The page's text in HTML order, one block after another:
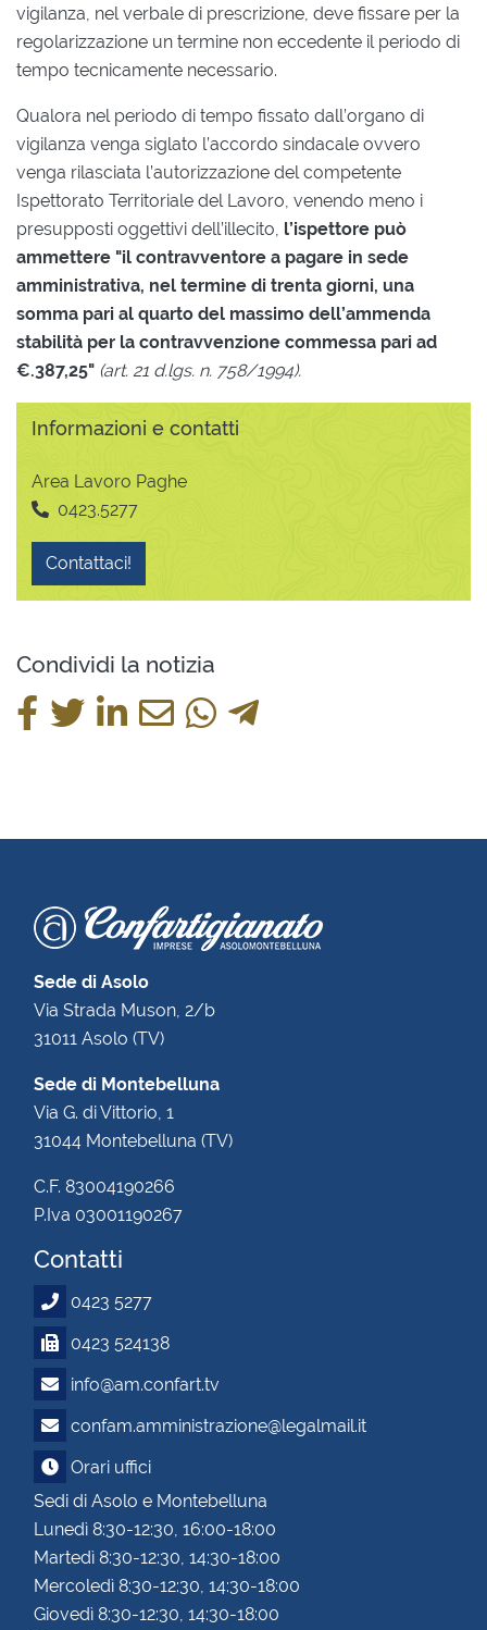
vigilanza, nel verbale di prescrizione, deve fissare per la
regolarizzazione un termine non eccedente il periodo di
tempo tecnicamente necessario.
Qualora nel periodo di tempo fissato dall’organo di
vigilanza venga siglato l’accordo sindacale ovvero
venga rilasciata l’autorizzazione del competente
Ispettorato Territoriale del Lavoro, venendo meno i
presupposti oggettivi dell’illecito, l’ispettore può
ammettere "il contravventore a pagare in sede
amministrativa, nel termine di trenta giorni, una
somma pari al quarto del massimo dell’ammenda
stabilità per la contravvenzione commessa pari ad
€.387,25" (art. 21 d.lgs. n. 758/1994).
Informazioni e contatti
Area Lavoro Paghe
0423.5277
Contattaci!
Condividi la notizia
Sede di Asolo
Via Strada Muson, 2/b
31011 Asolo (TV)
Sede di Montebelluna
Via G. di Vittorio, 1
31044 Montebelluna (TV)
C.F. 83004190266
P.Iva 03001190267
Contatti
0423 5277
0423 524138
info@am.confart.tv
confam.amministrazione@legalmail.it
Orari uffici
Sedi di Asolo e Montebelluna
Lunedì 8:30-12:30, 16:00-18:00
Martedì 8:30-12:30, 14:30-18:00
Mercoledì 8:30-12:30, 14:30-18:00
Giovedì 8:30-12:30, 14:30-18:00